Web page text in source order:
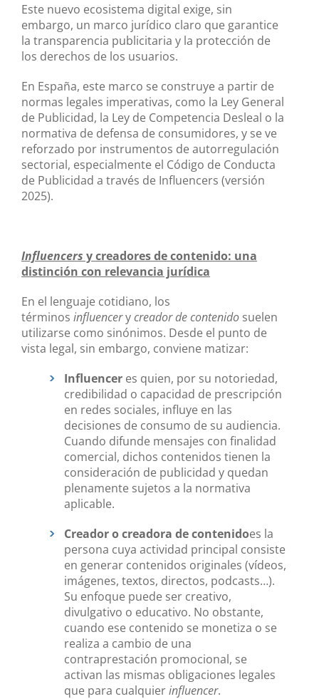
Este nuevo ecosistema digital exige, sin
embargo, un marco jurídico claro que garantice
la transparencia publicitaria y la protección de
los derechos de los usuarios.
En España, este marco se construye a partir de
normas legales imperativas, como la Ley General
de Publicidad, la Ley de Competencia Desleal o la
normativa de defensa de consumidores, y se ve
reforzado por instrumentos de autorregulación
sectorial, especialmente el Código de Conducta
de Publicidad a través de Influencers (versión
2025).
Influencers y creadores de contenido: una
distinción con relevancia jurídica
En el lenguaje cotidiano, los
términos influencerycreador de contenido suelen
utilizarse como sinónimos. Desde el punto de
vista legal, sin embargo, conviene matizar:
Influencer es quien, por su notoriedad,
credibilidad o capacidad de prescripción
en redes sociales, influye en las
decisiones de consumo de su audiencia.
Cuando difunde mensajes con finalidad
comercial, dichos contenidos tienen la
consideración de publicidad y quedan
plenamente sujetos a la normativa
aplicable.
Creador o creadora de contenidoes la
persona cuya actividad principal consiste
en generar contenidos originales (vídeos,
imágenes, textos, directos, podcasts…).
Su enfoque puede ser creativo,
divulgativo o educativo. No obstante,
cuando ese contenido se monetiza o se
realiza a cambio de una
contraprestación promocional, se
activan las mismas obligaciones legales
que para cualquierinfluencer.